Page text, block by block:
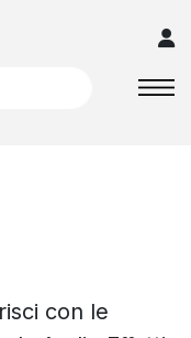
con le